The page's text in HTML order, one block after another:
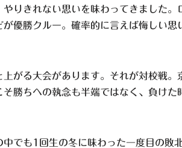
りきれない思いを味わってきました。
優勝クルー。確率的に言えば悔しい思
がる大会があります。それが対校戦。
勝ちへの執念も半端ではなく、負けた
でも1回生の冬に味わった一度目の敗